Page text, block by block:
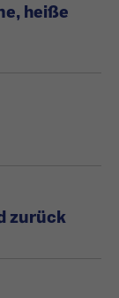
heiße
zurück